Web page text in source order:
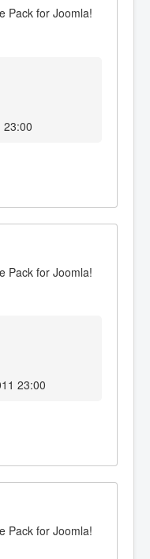
Pack for Joomla!
23:00
Pack for Joomla!
23:00
Pack for Joomla!